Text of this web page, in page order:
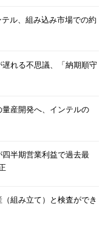
ル、組み込み市場での約
れる不思議、「納期順守
産開発へ、インテルの
半期営業利益で過去最
組み立て）と検査ができ